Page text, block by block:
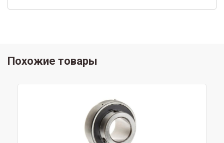
Похожие товары